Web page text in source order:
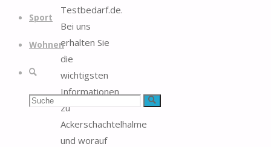
Sport
Wohnen
Suche
Suchen Suche
Testbedarf.de.
Bei uns
erhalten Sie
die
wichtigsten
Informationen
zu
Ackerschachtelhalme
und worauf